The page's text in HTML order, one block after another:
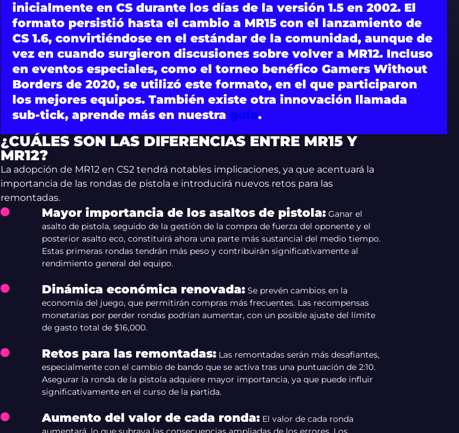
inicialmente en CS durante los días de la versión 1.5 en 2002. El
formato persistió hasta el cambio a MR15 con el lanzamiento de
CS 1.6, convirtiéndose en el estándar de la comunidad, aunque de
vez en cuando surgieron discusiones sobre volver a MR12. Incluso
en eventos especiales, como el torneo benéfico Gamers Without
Borders de 2020, se utilizó este formato, en el que participaron
los mejores equipos. También existe otra innovación llamada
sub-tick, aprende más en nuestra guía.
¿CUÁLES SON LAS DIFERENCIAS ENTRE MR15 Y
MR12?
La adopción de MR12 en CS2 tendrá notables implicaciones, ya que acentuará la
importancia de las rondas de pistola e introducirá nuevos retos para las
remontadas.
Mayor importancia de los asaltos de pistola:Ganar el
asalto de pistola, seguido de la gestión de la compra de fuerza del oponente y el
posterior asalto eco, constituirá ahora una parte más sustancial del medio tiempo.
Estas primeras rondas tendrán más peso y contribuirán significativamente al
rendimiento general del equipo.
Dinámica económica renovada:Se prevén cambios en la
economía del juego, que permitirán compras más frecuentes. Las recompensas
monetarias por perder rondas podrían aumentar, con un posible ajuste del límite
de gasto total de $16,000.
Retos para las remontadas:Las remontadas serán más desafiantes,
especialmente con el cambio de bando que se activa tras una puntuación de 2:10.
Asegurar la ronda de la pistola adquiere mayor importancia, ya que puede influir
significativamente en el curso de la partida.
Aumento del valor de cada ronda:El valor de cada ronda